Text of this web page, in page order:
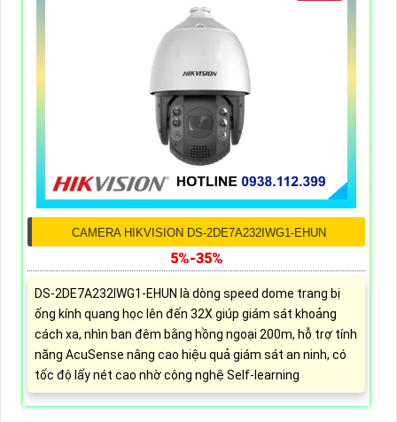
CAMERA HIKVISION DS-2DE7A232IWG1-EHUN
5%-35%
DS-2DE7A232IWG1-EHUN là dòng speed dome trang bị
ống kính quang học lên đến 32X giúp giám sát khoảng
cách xa, nhìn ban đêm bằng hồng ngoại 200m, hỗ trợ tính
năng AcuSense nâng cao hiệu quả giám sát an ninh, có
tốc độ lấy nét cao nhờ công nghệ Self-learning